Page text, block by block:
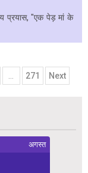
प्रयास, "एक पेड़ मां के
271 Next
अगस्त